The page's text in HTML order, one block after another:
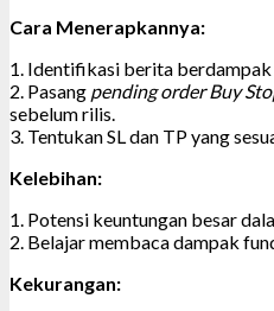
Cara Menerapkannya:
1. Identifikasi berita
2. Pasang pending order Buy
sebelum rilis.
3. Tentukan SL dan TP yang
Kelebihan:
1. Potensi keuntungan besar
2. Belajar membaca dampak
Kekurangan: